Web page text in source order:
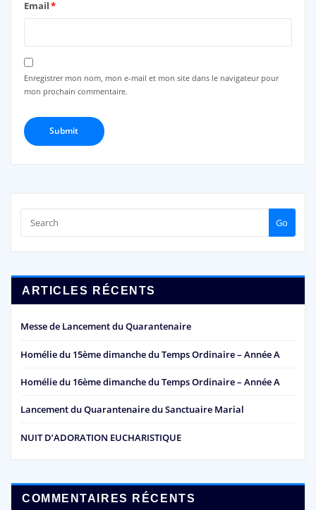
Email*
Enregistrer mon nom, mon e-mail et mon site dans le navigateur pour
mon prochain commentaire.
Go
ARTICLES RÉCENTS
Messe de Lancement du Quarantenaire
Homélie du 15ème dimanche du Temps Ordinaire – Année A
Homélie du 16ème dimanche du Temps Ordinaire – Année A
Lancement du Quarantenaire du Sanctuaire Marial
NUIT D’ADORATION EUCHARISTIQUE
COMMENTAIRES RÉCENTS